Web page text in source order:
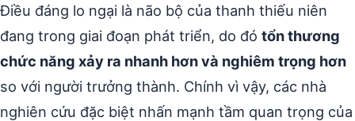
Điều đáng lo ngại là não bộ của thanh thiếu niên
đang trong giai đoạn phát triển, do đó tổn thương
chức năng xảy ra nhanh hơn và nghiêm trọng hơn
so với người trưởng thành. Chính vì vậy, các nhà
nghiên cứu đặc biệt nhấn mạnh tầm quan trọng của